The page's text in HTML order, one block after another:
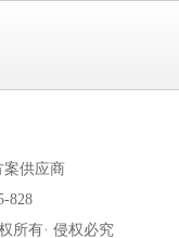
案供应商
828
所有· 侵权必究